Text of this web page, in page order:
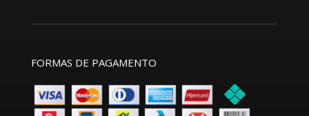
FORMAS DE PAGAMENTO